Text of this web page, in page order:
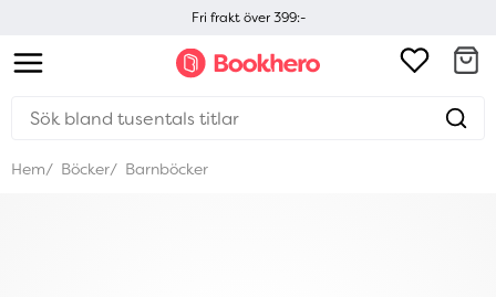
Fri frakt över 399:-
Hem Böcker Barnböcker